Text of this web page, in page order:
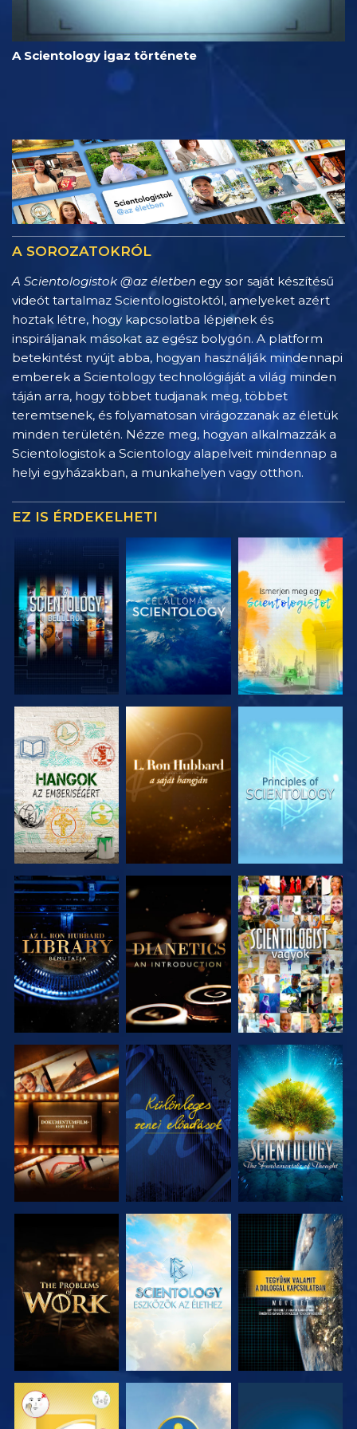
A Scientology igaz története
A SOROZATOKRÓL
A Scientologistok @az életben egy sor saját készítésű
videót tartalmaz Scientologistoktól, amelyeket azért
hoztak létre, hogy kapcsolatba lépjenek és
inspiráljanak másokat az egész bolygón. A platform
betekintést nyújt abba, hogyan használják mindennapi
emberek a Scientology technológiáját a világ minden
táján arra, hogy többet tudjanak meg, többet
teremtsenek, és folyamatosan virágozzanak az életük
minden területén. Nézze meg, hogyan alkalmazzák a
Scientologistok a Scientology alapelveit mindennap a
helyi egyházakban, a munkahelyen vagy otthon.
EZ IS ÉRDEKELHETI
A SOROZAT
RÉSZEI
A SOROZAT
RÉSZEI
A SOROZAT
RÉSZEI
A SOROZAT
RÉSZEI
A SOROZAT
RÉSZEI
MŰSORNÉZÉS
A SOROZAT
RÉSZEI
MŰSORNÉZÉS
A SOROZAT
RÉSZEI
A SOROZAT
RÉSZEI
A SOROZAT
RÉSZEI
MŰSORNÉZÉS